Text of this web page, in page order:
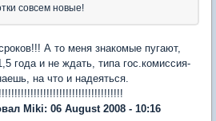
совсем новые!
А то меня знакомые пугают,
года и не ждать, типа гос.комиссия-
на что и надеяться.
Miki: 06 August 2008 - 10:16